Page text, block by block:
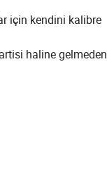
için kendini kalibre
haline gelmeden